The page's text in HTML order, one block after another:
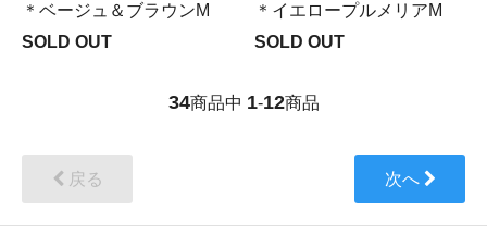
＊ベージュ＆ブラウンM
SOLD OUT
＊イエロープルメリアM
SOLD OUT
34商品中 1-12商品
戻る 次へ